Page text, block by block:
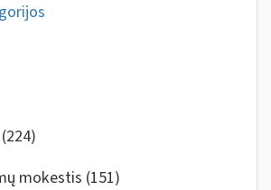
(224)
mokestis (151)